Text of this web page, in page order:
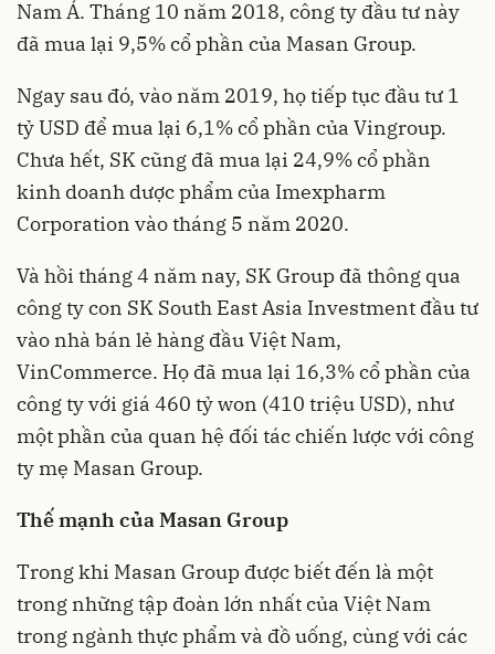
Nam Á. Tháng 10 năm 2018, công ty đầu tư này
đã mua lại 9,5% cổ phần của Masan Group.
Ngay sau đó, vào năm 2019, họ tiếp tục đầu tư 1
tỷ USD để mua lại 6,1% cổ phần của Vingroup.
Chưa hết, SK cũng đã mua lại 24,9% cổ phần
kinh doanh dược phẩm của Imexpharm
Corporation vào tháng 5 năm 2020.
Và hồi tháng 4 năm nay, SK Group đã thông qua
công ty con SK South East Asia Investment đầu tư
vào nhà bán lẻ hàng đầu Việt Nam,
VinCommerce. Họ đã mua lại 16,3% cổ phần của
công ty với giá 460 tỷ won (410 triệu USD), như
một phần của quan hệ đối tác chiến lược với công
ty mẹ Masan Group.
Thế mạnh của Masan Group
Trong khi Masan Group được biết đến là một
trong những tập đoàn lớn nhất của Việt Nam
trong ngành thực phẩm và đồ uống, cùng với các